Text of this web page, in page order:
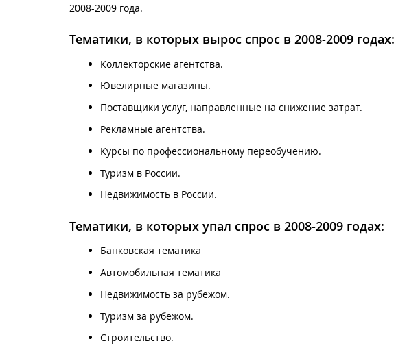
2008-2009 года.
Тематики, в которых вырос спрос в 2008-2009 годах:
Коллекторские агентства.
Ювелирные магазины.
Поставщики услуг, направленные на снижение затрат.
Рекламные агентства.
Курсы по профессиональному переобучению.
Туризм в России.
Недвижимость в России.
Тематики, в которых упал спрос в 2008-2009 годах:
Банковская тематика
Автомобильная тематика
Недвижимость за рубежом.
Туризм за рубежом.
Строительство.